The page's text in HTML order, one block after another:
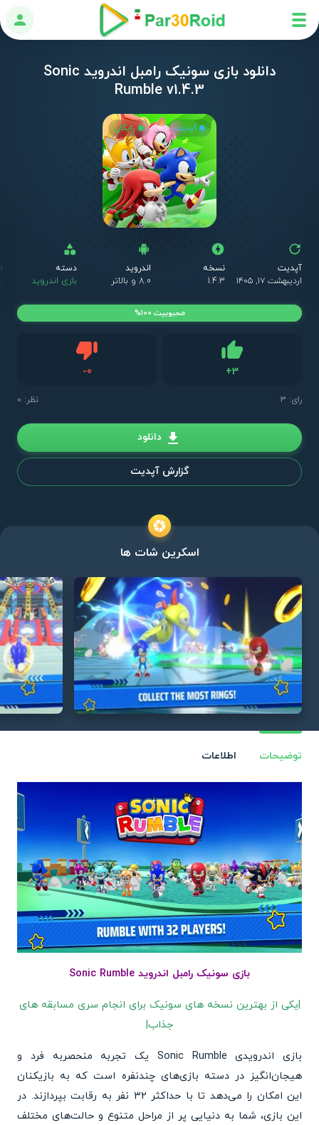
ورود
دانلود بازی سونیک رامبل اندروید Sonic
Rumble v1.4.3
آپدیت رایگان
آپدیت
اردیبهشت ۱۷, ۱۴۰۵
نسخه
1.4.3
اندروید
8.0 و بالاتر
دسته
بازی اندروید
+3
-0دیس لایک
رای: 3 نظر: 0
محبوبیت 100%
دانلود
گزارش آپدیت
اسکرین شات ها
توضیحات اطلاعات
بازی سونیک رامبل اندروید Sonic Rumble
|یکی از بهترین نسخه های سونیک برای انجام سری مسابقه های
جذاب|
بازی اندرویدی Sonic Rumble یک تجربه منحصربه فرد و
هیجان‌انگیز در دسته بازی‌های چندنفره است که به بازیکنان
این امکان را می‌دهد تا با حداکثر 32 نفر به رقابت بپردازند. در
این بازی، شما به دنیایی پر از مراحل متنوع و حالت‌های مختلف